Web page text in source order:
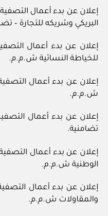
إعلان عن بدء أعمال
البريكي وشريكه للتجارة –
إعلان عن بدء أعمال
للخياطة النسائية ش.م.م.
إعلان عن بدء أعمال
ش.م.م.
إعلان عن بدء أعمال
تضامنية.
إعلان عن بدء أعمال
الوطنية ش.م.م.
إعلان عن بدء أعمال
والمقاولات ش.م.م.